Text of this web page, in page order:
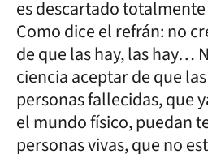
es descartado
Como dice el refrán: no
de que las hay, las hay…
ciencia aceptar de que
personas fallecidas, que
el mundo físico, puedan
personas vivas, que no